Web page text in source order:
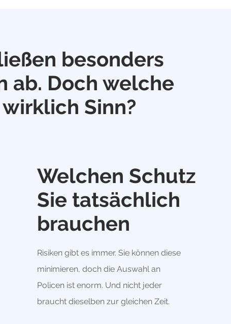
besonders
ab. Doch welche
Sinn?
Welchen Schutz
Sie tatsächlich
brauchen
Risiken gibt es immer. Sie können diese
minimieren, doch die Auswahl an
Policen ist enorm. Und nicht jeder
braucht dieselben zur gleichen Zeit.